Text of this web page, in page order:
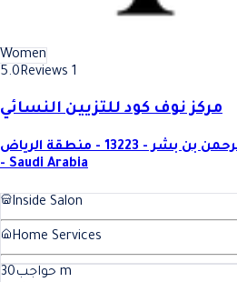
Women
5.0Reviews 1
مركز نوف كود للتزيين النسائي
الشيخ عبد العزيز بن عبدالرحمن بن بشر - 13223 - منطقة الرياض
- Saudi Arabia
Inside Salon
Home Services
حواجب30
m